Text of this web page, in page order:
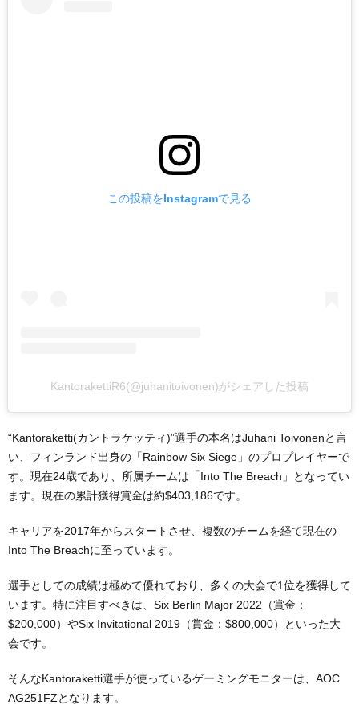
この投稿をInstagramで見る
KantorakettiR6(@juhanitoivonen)がシェアした投稿
“Kantoraketti(カントラケッティ)”選手の本名はJuhani Toivonenと言
い、フィンランド出身の「Rainbow Six Siege」のプロプレイヤーで
す。現在24歳であり、所属チームは「Into The Breach」となってい
ます。現在の累計獲得賞金は約$403,186です。
キャリアを2017年からスタートさせ、複数のチームを経て現在の
Into The Breachに至っています。
選手としての成績は極めて優れており、多くの大会で1位を獲得して
います。特に注目すべきは、Six Berlin Major 2022（賞金：
$200,000）やSix Invitational 2019（賞金：$800,000）といった大
会です。
そんなKantoraketti選手が使っているゲーミングモニターは、AOC
AG251FZとなります。